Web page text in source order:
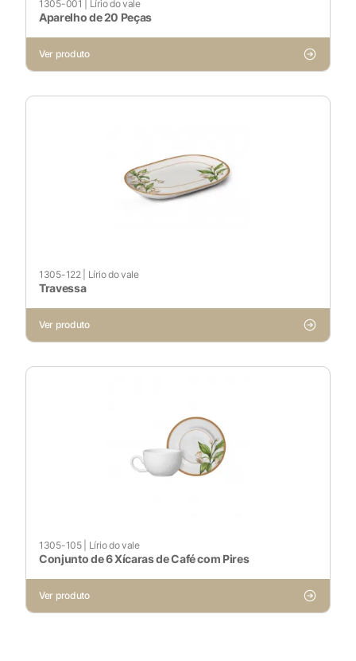
Voltar ao site
1305-001 Lírio do vale
Aparelho de 20 Peças
Ver produto
1305-122| Lírio do vale
Travessa
Ver produto
1305-105| Lírio do vale
Conjunto de 6 Xícaras de Café com Pires
Ver produto
Cookies Necessários
Sempre ativado